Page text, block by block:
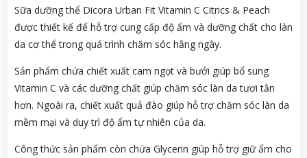
Sữa dưỡngthể Dicora Urban Fit Vitamin C Citrics & Peach
đượcthiết kế để hỗtrợ cung cấp độ ẩm và dưỡng chất cho làn
da cơthểtrong quátrình chăm sóc hằng ngày.
Sản phẩm chứa chiết xuất cam ngọt và bưởi giúp bổ sung
Vitamin C và các dưỡng chất giúp chăm sóc làn datươitắn
hơn. Ngoài ra, chiết xuất quả đào giúp hỗtrợ chăm sóc làn da
mềm mại và duytrì độ ẩmtựnhiên của da.
Côngthức sản phẩm còn chứa Glycerin giúp hỗtrợ giữẩm cho